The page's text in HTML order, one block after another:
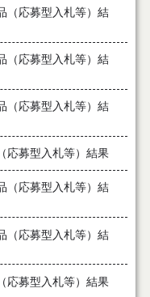
応募型入札等）結
応募型入札等）結
応募型入札等）結
募型入札等）結果
応募型入札等）結
応募型入札等）結
募型入札等）結果